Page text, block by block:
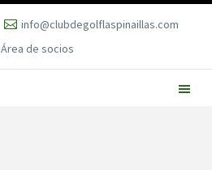
info@clubdegolflaspinaillas.com
Área de socios